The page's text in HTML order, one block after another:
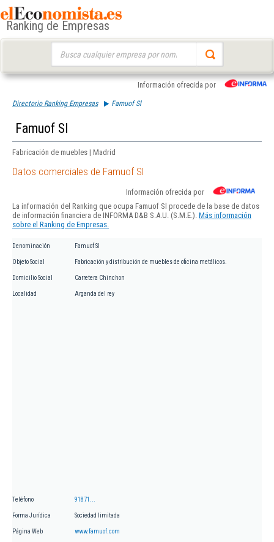
Ranking de Empresas
Información ofrecida por
Directorio Ranking Empresas Famuof Sl
Famuof Sl
Fabricación de muebles | Madrid
Datos comerciales de Famuof Sl
Información ofrecida por
La información del Ranking que ocupa Famuof Sl procede de la base de datos
de información financiera de INFORMA D&B S.A.U. (S.M.E.). Más información
sobre el Ranking de Empresas.
Denominación Famuof Sl
Objeto Social Fabricación y distribución de muebles de oficina metálicos.
Domicilio Social Carretera Chinchon
Localidad Arganda del rey
Teléfono 91871...
Forma Jurídica Sociedad limitada
Página Web www.famuof.com